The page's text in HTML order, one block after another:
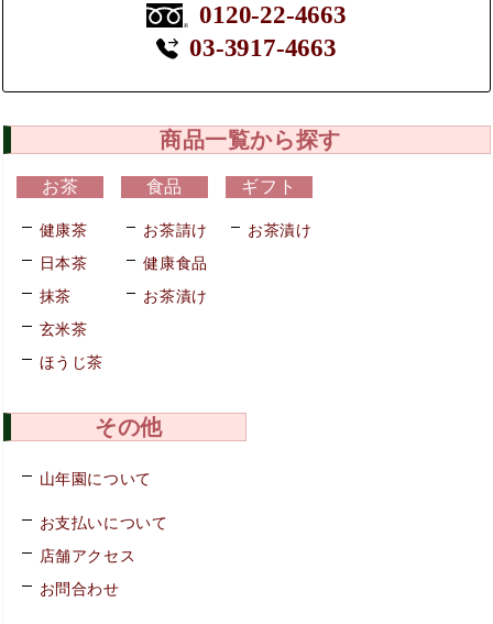
0120-22-4663
03-3917-4663
商品一覧から探す
お茶
健康茶
日本茶
抹茶
玄米茶
ほうじ茶
食品
お茶請け
健康食品
お茶漬け
ギフト
お茶漬け
その他
山年園について
お支払いについて
店舗アクセス
お問合わせ